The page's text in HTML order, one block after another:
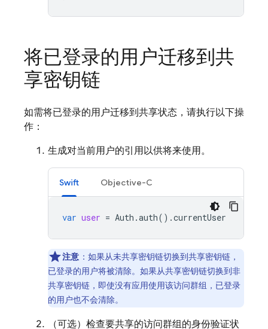
将已登录的用户迁移到共
享密钥链
如需将已登录的用户迁移到共享状态，请执行以下操
作：
生成对当前用户的引用以供将来使用。
Swift Objective-C
var user = Auth .auth().currentUser
注意 ：如果从未共享密钥链切换到共享密钥链，
已登录的用户将被清除。如果从共享密钥链切换到非
共享密钥链，即使没有应用使用该访问群组，已登录
的用户也不会清除。
（可选）检查要共享的访问群组的身份验证状